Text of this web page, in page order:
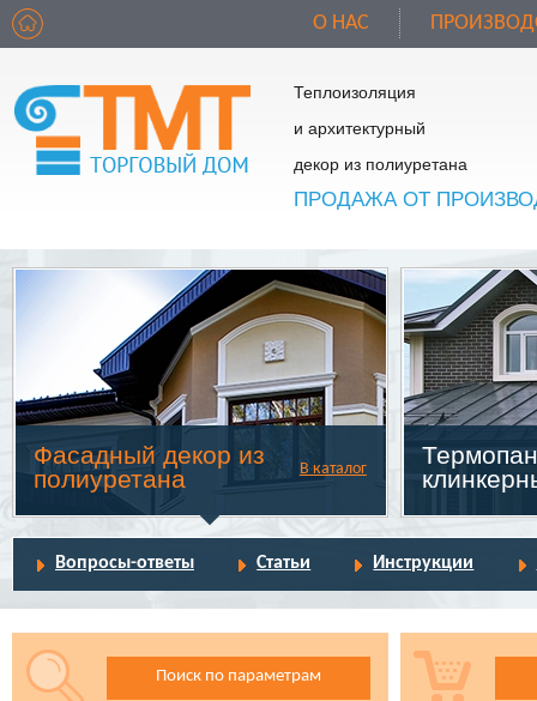
О НАС
Теплоизоляция
и архитектурный
декор из полиуретана
ПРОДАЖА ОТ
Фасадный декор из
полиуретана
В каталог
Вопросы-ответы Статьи Инструкции
Поиск по параметрам